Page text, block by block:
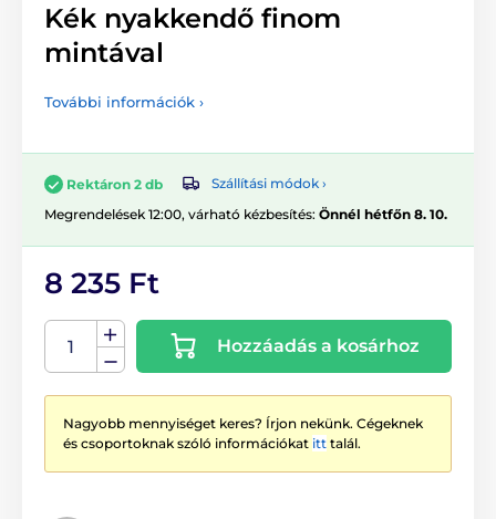
Kék nyakkendő finom
mintával
További információk ›
Rektáron 2 db
Szállítási módok ›
Megrendelések 12:00, várható kézbesítés: Önnél hétfőn 8. 10.
8 235 Ft
Hozzáadás a kosárhoz
Nagyobb mennyiséget keres? Írjon nekünk. Cégeknek
és csoportoknak szóló információkat itt talál.